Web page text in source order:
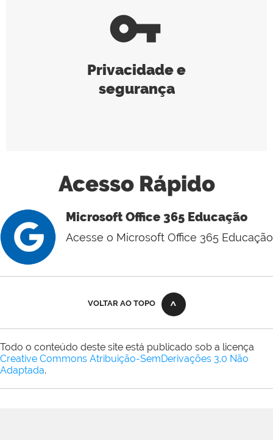
vpn_key
Privacidade e
segurança
Acesso Rápido
Microsoft Office 365 Educação
Acesse o Microsoft Office 365 Educação
VOLTAR AO TOPO
Todo o conteúdo deste site está publicado sob a licença
Creative Commons Atribuição-SemDerivações 3.0 Não
Adaptada.